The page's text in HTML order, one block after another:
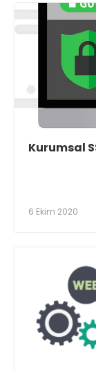
Kurumsal
6 Ekim 2020